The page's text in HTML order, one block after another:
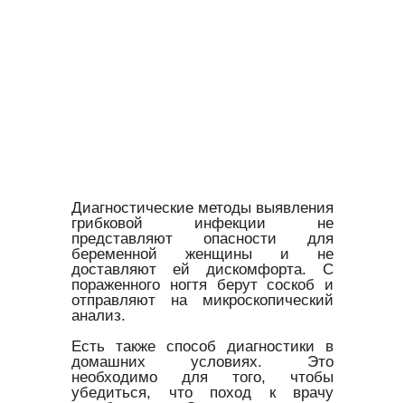
Диагностические методы выявления
грибковой инфекции не
представляют опасности для
беременной женщины и не
доставляют ей дискомфорта. С
пораженного ногтя берут соскоб и
отправляют на микроскопический
анализ.
Есть также способ диагностики в
домашних условиях. Это
необходимо для того, чтобы
убедиться, что поход к врачу